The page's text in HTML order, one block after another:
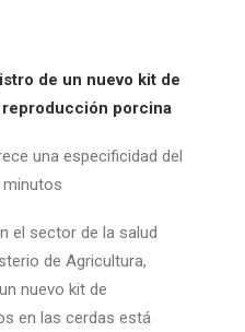
de un nuevo kit de
reproducción porcina
una especificidad del
el sector de la salud
de Agricultura,
nuevo kit de
en las cerdas está